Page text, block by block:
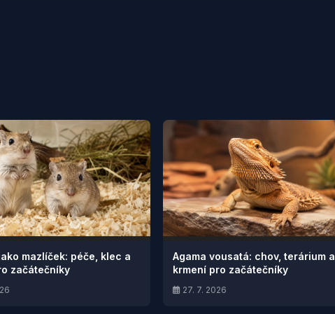
mazlíček: péče, klec a
začátečníky
Agama vousatá: chov, terárium a
krmení pro začátečníky
27. 7. 2026